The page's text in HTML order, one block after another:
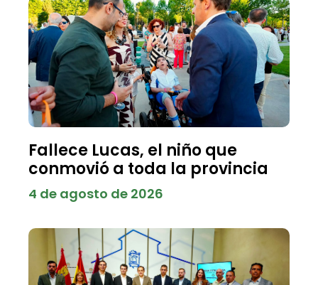
Fallece Lucas, el niño que
conmovió a toda la provincia
4 de agosto de 2026